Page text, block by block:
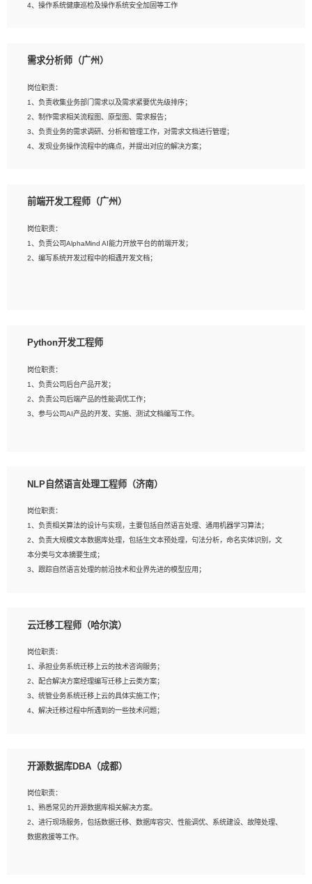
4、操作系统健康巡检及操作系统安全加固等工作
1、全日制本科计算机相关专业毕业，3年以上相关工作经验；
3、熟练使用脚本语言，shell/python任一种，熟练使用Ansible
4、熟悉linux常见服务、中间件的基本原理、部署以及故障处理，如：Mysql、
Apache、Nginx、Zabbix、Kafka等
5、熟悉主流虚拟化技术，如：VMware、KVM
6、具备网络方面的基础知识，熟悉常见的网络协议，如TCP/IP，转发原理，路由优
8、有良好的文档编写能力和沟通能力，有RHCE证书优先
需求分析师（广州）
岗位职责：
1、负责收集业务部门需求以及需求紧要优先级排序；
2、制作需求相关流程图、原型图、需求报告；
3、负责业务的需求调研、分析和管理工作，对需求文档进行管理；
4、发现业务操作流程中的痛点，并提出对应的解决方案；
岗位要求：
2、熟悉产品及需求规划工具，如:Axure、Xmind、MS Project等；
3、具备良好的交流协调能力，有较强的责任感、工作积极主动；
4、有较强的系统需求分析、文档编写能力、沟通能力；
前端开发工程师（广州）
岗位职责：
1、负责公司AlphaMind AI能力开放平台的前端开发；
2、编写系统开发过程中的相遇开发文档；
3、熟悉react/vue/angular任何一种前端框架，熟悉react优先；
5、善于沟通，具有团队意识；
Python开发工程师
岗位职责：
1、负责公司后台产品开发；
2、负责公司后端产品的性能调优工作；
3、参与公司AI产品的开发、实施、测试文档编写工作。
验的更佳；
3、熟悉数据库开发，熟悉Mysql、Oracle、MongoDb数据库应用开发其中一种；
4、熟悉Python Wed框架（Django/Flask...）代码能力优秀，熟悉编码规范和具备
良好的文档编写能力）；
5、沟通表达能力强，具备团队协作能力。
NLP自然语言处理工程师（济南）
岗位职责：
1、负责相关算法的设计与实现，主要包括自然语言处理、通用机器学习算法；
2、负责大规模文本数据库处理，包括生文本预处理，句法分析，命名实体识别，文
本分类与文本摘要生成；
3、跟踪自然语言处理的前沿技术和业界先进的模型应用；
岗位要求：
2、熟悉tensorflow，keras，pytorch等常规深度学习框架，快速根据客户需求实现
有效的模型；
3、熟悉掌握至少一种编程语言，如：Python，Java；
4、 熟悉NLP相关算法与实现；
5、至少有一次及以上问答系统的项目实践，熟悉问答系统全流程开发者优先；
云迁移工程师（哈尔滨）
岗位职责：
1、承担业务系统迁移上云的技术咨询服务；
2、配合解决方案经理编写迁移上云类方案；
3、统管业务系统迁移上云的具体实施工作；
4、解决迁移过程中所遇到的一些技术问题；
1、专科及以上学历，三年以上工作经验，计算机等相关专业；
3、熟悉常见操作系统、存储、网络、 IO 等相关原理；
4、具有迁移工具实操经验，具备P2V、V2V迁移能力；
5、熟练华为、VMware虚拟化、云计算及云存储技术；
6、熟悉主流数据库、应用服务器、中间件部署架构和运维方法；
开源数据库DBA（成都）
岗位职责：
1、熟悉常见的开源数据库相关解决方案。
2、进行现场服务，包括数据迁移、数据库容灾、性能调优、系统建设、故障处理、
数据救援等工作。